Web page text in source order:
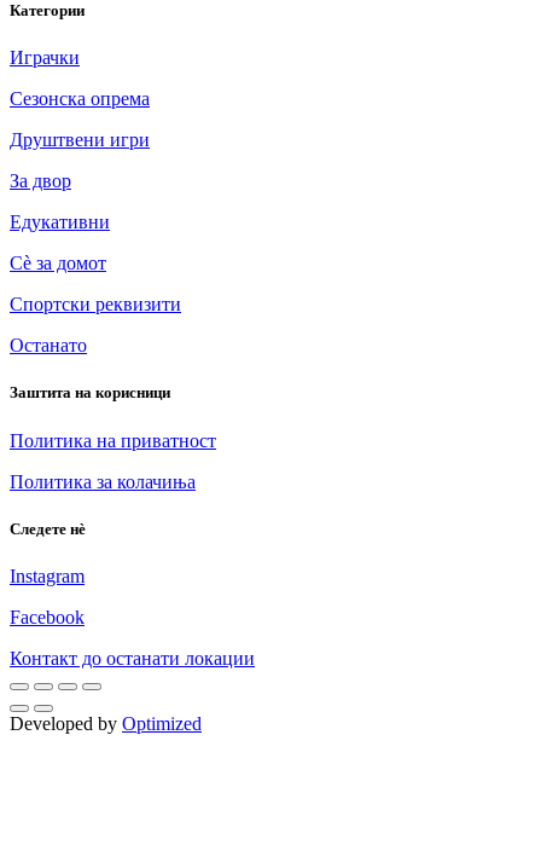
Категории
Играчки
Сезонска опрема
Друштвени игри
За двор
Едукативни
Сè за домот
Спортски реквизити
Останато
Заштита на корисници
Политика на приватност
Политика за колачиња
Следете нè
Instagram
Facebook
Контакт до останати локации
Developed by Optimized